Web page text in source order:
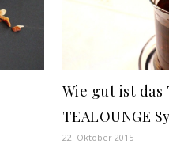
Wie gut ist das
TEALOUNGE
22. Oktober 2015